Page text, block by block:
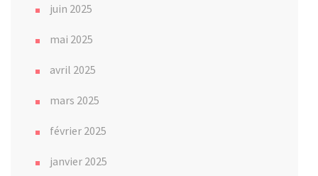
juin 2025
mai 2025
avril 2025
mars 2025
février 2025
janvier 2025